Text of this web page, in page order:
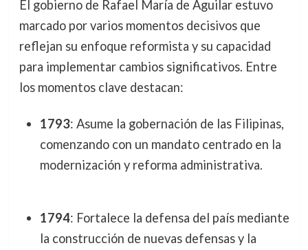
El gobierno de Rafael María de Aguilar estuvo
marcado por varios momentos decisivos que
reflejan su enfoque reformista y su capacidad
para implementar cambios significativos. Entre
los momentos clave destacan:
1793: Asume la gobernación de las Filipinas,
comenzando con un mandato centrado en la
modernización y reforma administrativa.
1794: Fortalece la defensa del país mediante
la construcción de nuevas defensas y la